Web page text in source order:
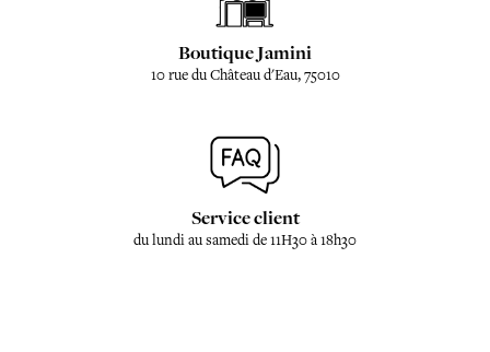
Boutique Jamini
10 rue du Château d'Eau, 75010
Service client
du lundi au samedi de 11H30 à 18h30